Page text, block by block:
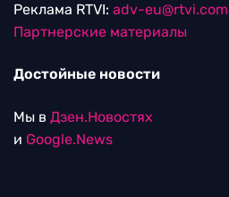
Реклама RTVI: adv-eu@rtvi.com
Партнерские материалы
Достойные новости
Мы в Дзен.Новостях
и Google.News